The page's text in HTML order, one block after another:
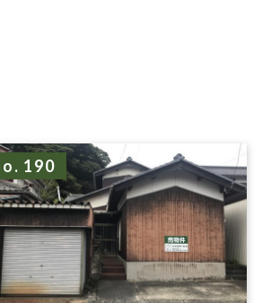
190